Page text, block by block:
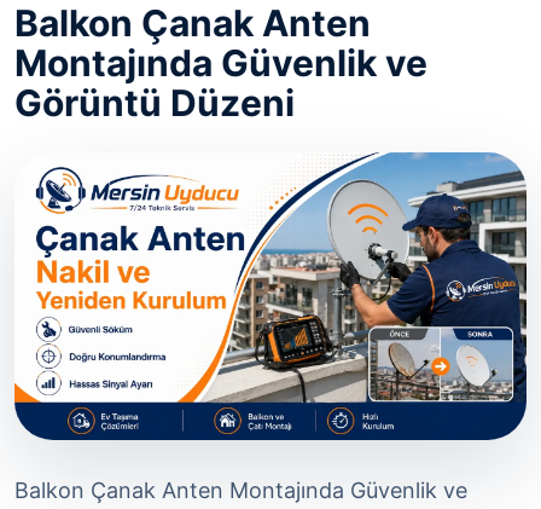
Balkon Çanak Anten
Montajında Güvenlik ve
Görüntü Düzeni
Balkon Çanak Anten Montajında Güvenlik ve